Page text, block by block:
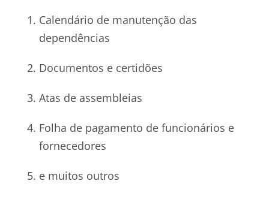
Calendário de manutenção das
dependências
Documentos e certidões
Atas de assembleias
Folha de pagamento de funcionários e
fornecedores
e muitos outros